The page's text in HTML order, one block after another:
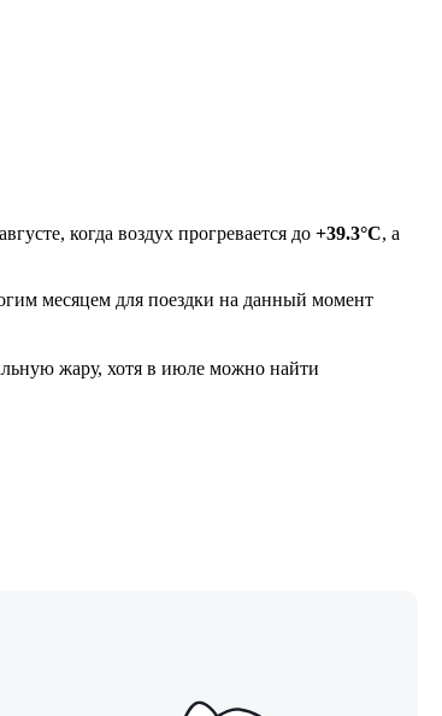
когда воздух прогревается до +39.3°C, а
месяцем для поездки на данный момент
жару, хотя в июле можно найти